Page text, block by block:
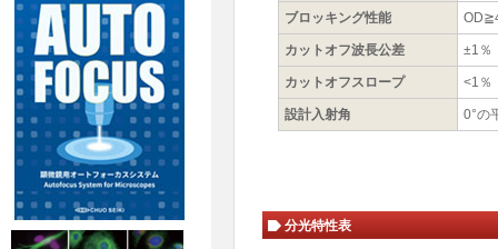
ブロッキング性能
カットオフ波長公差 ±1％
カットオフスロープ <1％
設計入射角 0°の
分光特性表